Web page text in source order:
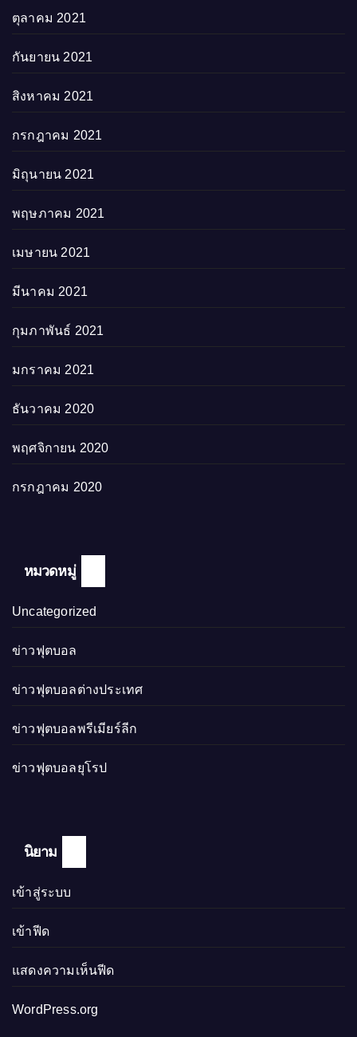
ตุลาคม 2021
กันยายน 2021
สิงหาคม 2021
กรกฎาคม 2021
มิถุนายน 2021
พฤษภาคม 2021
เมษายน 2021
มีนาคม 2021
กุมภาพันธ์ 2021
มกราคม 2021
ธันวาคม 2020
พฤศจิกายน 2020
กรกฎาคม 2020
หมวดหมู่
Uncategorized
ข่าวฟุตบอล
ข่าวฟุตบอลต่างประเทศ
ข่าวฟุตบอลพรีเมียร์ลีก
ข่าวฟุตบอลยุโรป
นิยาม
เข้าสู่ระบบ
เข้าฟีด
แสดงความเห็นฟีด
WordPress.org